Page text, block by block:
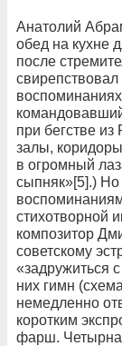
Анатолий
обед на кухне
после
свирепствовал
при бегстве
залы,
в огромный
сыпняк»[5].) Но
стихотворной
композитор
советскому
«задружиться
них гимн
немедленно
коротким
фарш.